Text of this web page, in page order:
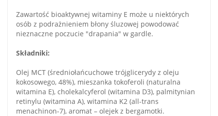
Zawartość bioaktywnej witaminy E może u niektórych
osób z podrażnieniem błony śluzowej powodować
nieznaczne poczucie "drapania" w gardle.
Składniki:
Olej MCT (średniołańcuchowe trójglicerydy z oleju
kokosowego, 48%), mieszanka tokoferoli (naturalna
witamina E), cholekalcyferol (witamina D3), palmitynian
retinylu (witamina A), witamina K2 (all-trans
menachinon-7), aromat – olejek z bergamotki.